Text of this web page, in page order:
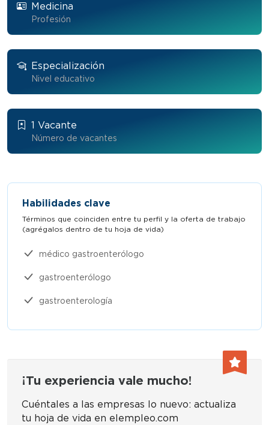
Medicina
Profesión
Especialización
Nivel educativo
1 Vacante
Número de vacantes
Habilidades clave
Términos que coinciden entre tu perfil y la oferta de trabajo
(agrégalos dentro de tu hoja de vida)​
médico gastroenterólogo
gastroenterólogo
gastroenterología
¡Tu experiencia vale mucho!
Cuéntales a las empresas lo nuevo: actualiza
tu hoja de vida en elempleo.com